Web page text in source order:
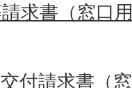
求書（窓口
付請求書（